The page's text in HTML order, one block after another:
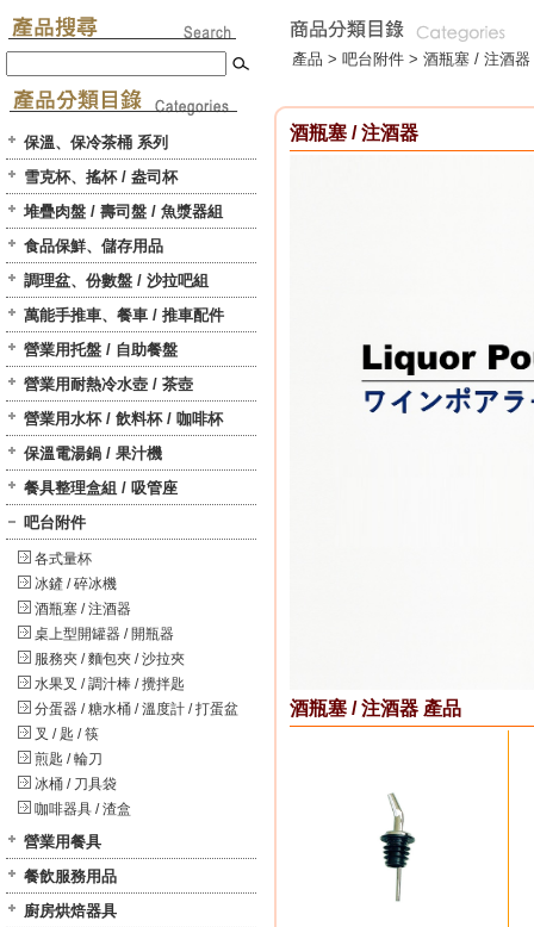
保溫、保冷茶桶 系列
雪克杯、搖杯 / 盎司杯
堆疊肉盤 / 壽司盤 / 魚漿器組
食品保鮮、儲存用品
調理盆、份數盤 / 沙拉吧組
萬能手推車、餐車 / 推車配件
營業用托盤 / 自助餐盤
營業用耐熱冷水壺 / 茶壺
營業用水杯 / 飲料杯 / 咖啡杯
保溫電湯鍋 / 果汁機
餐具整理盒組 / 吸管座
吧台附件
各式量杯
冰鏟 / 碎冰機
酒瓶塞 / 注酒器
桌上型開罐器 / 開瓶器
服務夾 / 麵包夾 / 沙拉夾
水果叉 / 調汁棒 / 攪拌匙
分蛋器 / 糖水桶 / 溫度計 / 打蛋盆
叉 / 匙 / 筷
煎匙 / 輪刀
冰桶 / 刀具袋
咖啡器具 / 渣盒
營業用餐具
餐飲服務用品
廚房烘焙器具
產品 > 吧台附件 > 酒瓶塞 / 注酒器
酒瓶塞 / 注酒器
酒瓶塞 / 注酒器 產品